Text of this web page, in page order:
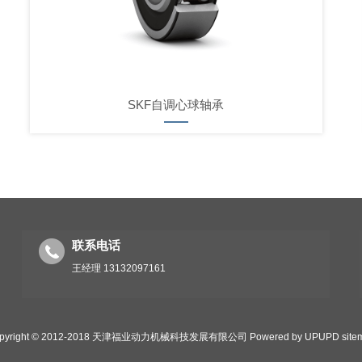
SKF自调心球轴承
联系电话
王经理 13132097161
© 2012-2018 天津福业动力机械科技发展有限公司 Powered by UPUPD